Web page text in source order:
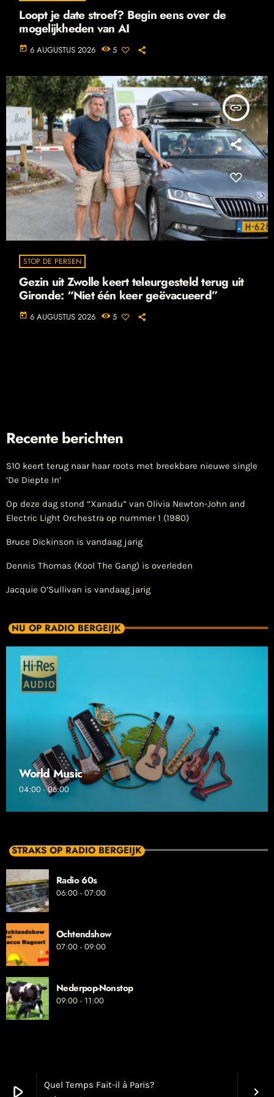
play_arrow
Quel Temps Fait-il à Paris?
keyboard_arrow_right
Loopt je date stroef? Begin eens over de
mogelijkheden van AI
today 6 AUGUSTUS 2026 5
insert_link
STOP DE PERSEN
Gezin uit Zwolle keert teleurgesteld terug uit
Gironde: “Niet één keer geëvacueerd”
today 6 AUGUSTUS 2026 5
Recente berichten
S10 keert terug naar haar roots met breekbare nieuwe single
‘De Diepte In’
Op deze dag stond “Xanadu” van Olivia Newton-John and
Electric Light Orchestra op nummer 1 (1980)
Bruce Dickinson is vandaag jarig
Dennis Thomas (Kool The Gang) is overleden
Jacquie O’Sullivan is vandaag jarig
NU OP RADIO BERGEIJK
World Music
04:00 - 06:00
STRAKS OP RADIO BERGEIJK
Radio 60s
06:00 - 07:00
Ochtendshow
07:00 - 09:00
Nederpop-Nonstop
09:00 - 11:00